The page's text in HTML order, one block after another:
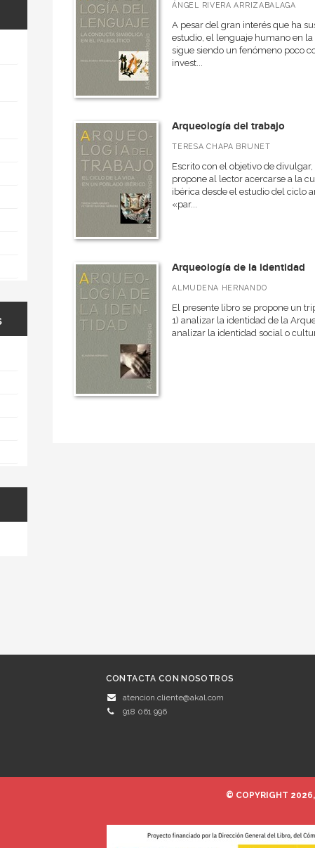
ÁNGEL RIVERA ARRIZABALAGA
A pesar del gran interés que ha
estudio, el lenguaje humano en la
sigue siendo un fenómeno poco
invest...
Arqueología del trabajo
TERESA CHAPA BRUNET
Escrito con el objetivo de
propone al lector acercarse a la
ibérica desde el estudio del ciclo
«par...
Arqueología de la identidad
ALMUDENA HERNANDO
El presente libro se propone un
1) analizar la identidad de la
analizar la identidad social o
CONTACTA CON NOSOTROS
atencion.cliente@akal.com
918 061 996
© COPYRIGHT